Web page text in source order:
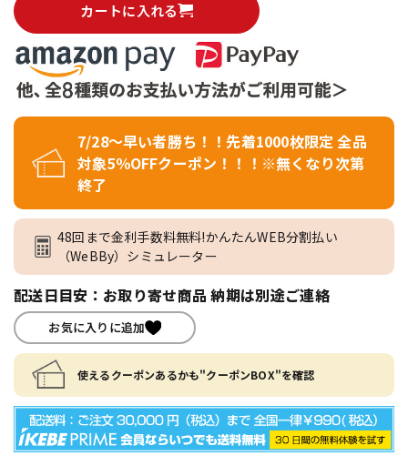
カートに入れる
7/28～早い者勝ち！！先着1000枚限定 全品
対象5％OFFクーポン！！！※無くなり次第
終了
48回まで金利手数料無料!かんたんWEB分割払い
（WeBBy）シミュレーター
配送日目安：お取り寄せ商品 納期は別途ご連絡
お気に入りに追加
使えるクーポンあるかも"クーポンBOX"を確認